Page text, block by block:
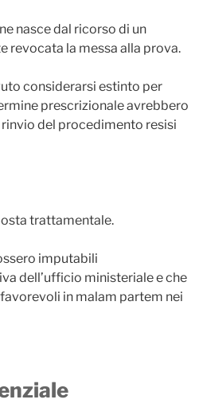
nasce dal ricorso di un
revocata la messa alla prova.
considerarsi estinto per
prescrizionale avrebbero
del procedimento resisi
trattamentale.
imputabili
dell’ufficio ministeriale e che
in malam partem nei